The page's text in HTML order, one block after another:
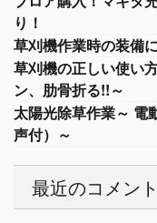
り！
草刈機作業時の装備
草刈機の正しい使い
ン、肋骨折る!!～
太陽光除草作業～ 電
声付）～
最近のコメント